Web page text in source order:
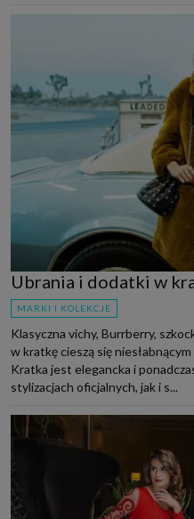
Ubrania i dodatki w
MARKI I KOLEKCJE
Klasyczna vichy, Burrberry,
w kratkę cieszą się
Kratka jest elegancka i
stylizacjach oficjalnych, jak i s...